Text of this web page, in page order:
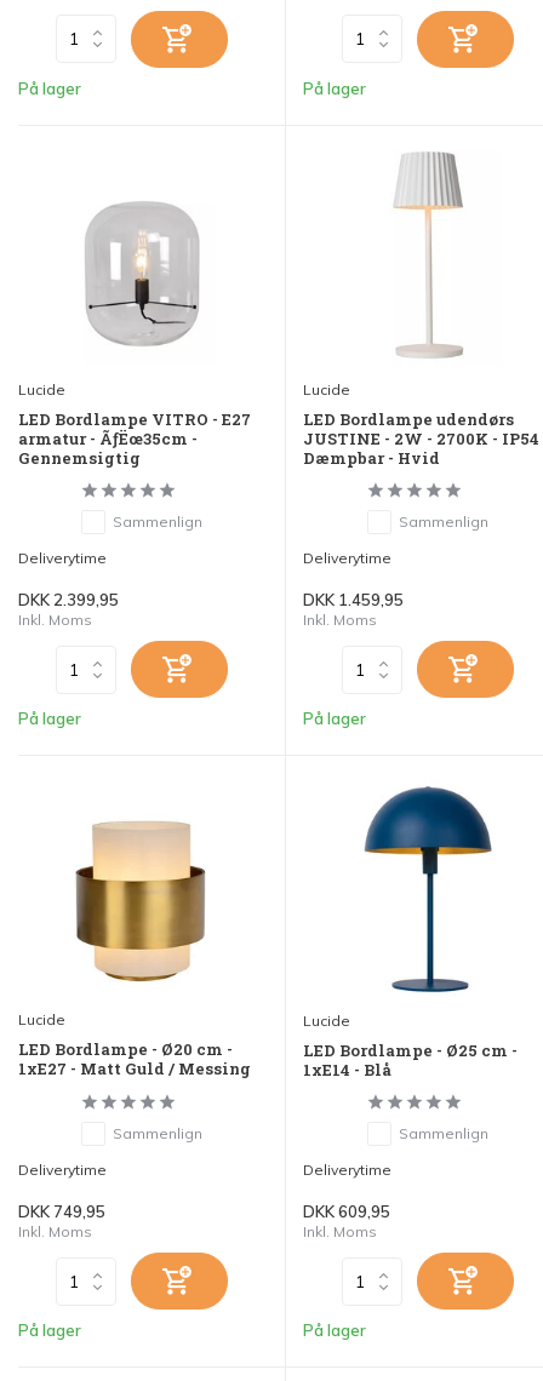
På lager På lager
Lucide
LED Bordlampe VITRO - E27
armatur - ÃƒËœ35cm -
Gennemsigtig
Sammenlign
Deliverytime
DKK 2.399,95
Inkl. Moms
På lager
Lucide
LED Bordlampe udendørs
JUSTINE - 2W - 2700K - IP54
Dæmpbar - Hvid
Sammenlign
Deliverytime
DKK 1.459,95
Inkl. Moms
På lager
Lucide
LED Bordlampe - Ø20 cm -
1xE27 - Matt Guld / Messing
Sammenlign
Deliverytime
DKK 749,95
Inkl. Moms
På lager
Lucide
LED Bordlampe - Ø25 cm -
1xE14 - Blå
Sammenlign
Deliverytime
DKK 609,95
Inkl. Moms
På lager